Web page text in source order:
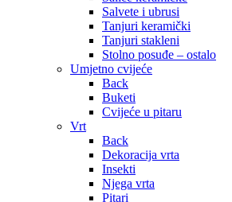
Salvete i ubrusi
Tanjuri keramički
Tanjuri stakleni
Stolno posuđe – ostalo
Umjetno cvijeće
Back
Buketi
Cvijeće u pitaru
Vrt
Back
Dekoracija vrta
Insekti
Njega vrta
Pitari